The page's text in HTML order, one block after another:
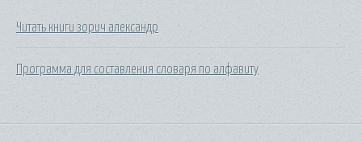
Читать книги зорич александр
Программа для составления словаря по алфавиту